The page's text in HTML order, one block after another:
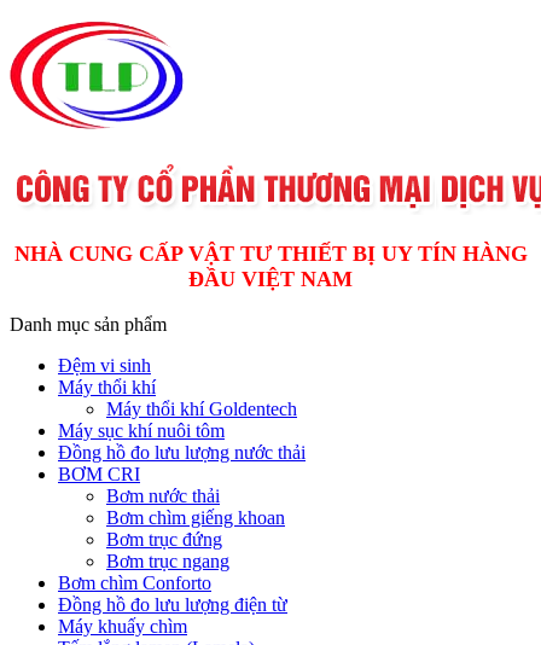
NHÀ CUNG CẤP VẬT TƯ THIẾT BỊ UY TÍN HÀNG
ĐẦU VIỆT NAM
Danh mục sản phẩm
Đệm vi sinh
Máy thổi khí
Máy thổi khí Goldentech
Máy sục khí nuôi tôm
Đồng hồ đo lưu lượng nước thải
BƠM CRI
Bơm nước thải
Bơm chìm giếng khoan
Bơm trục đứng
Bơm trục ngang
Bơm chìm Conforto
Đồng hồ đo lưu lượng điện từ
Máy khuấy chìm